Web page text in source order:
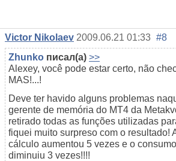
Victor Nikolaev 2009.06.21 01:33 #8
Zhunko писал(а) >>
Alexey, você pode estar certo, não
MAS!...!
Deve ter havido alguns problemas
gerente de memória do MT4 da
retirado todas as funções utilizadas
fiquei muito surpreso com o resultado!
cálculo aumentou 5 vezes e o
diminuiu 3 vezes!!!!